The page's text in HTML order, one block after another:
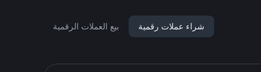
شراء عملات رقمية بيع العملات الرقمية